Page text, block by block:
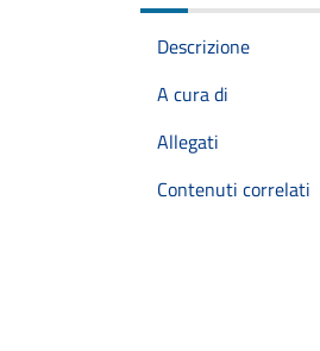
Descrizione
A cura di
Allegati
Contenuti correlati